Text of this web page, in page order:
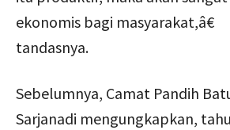
ekonomis bagi masyarakat,â€
tandasnya.
Sebelumnya, Camat Pandih
Sarjanadi mengungkapkan,